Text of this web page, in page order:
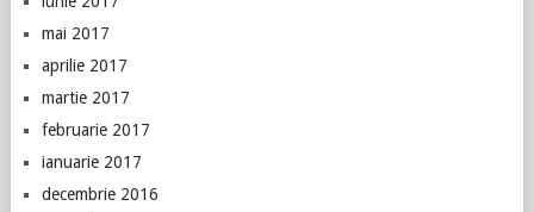
mai 2017
aprilie 2017
martie 2017
februarie 2017
ianuarie 2017
decembrie 2016